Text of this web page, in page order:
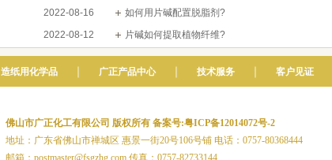
2022-08-16
如何用片碱配置脱脂剂?
2022-08-12
片碱如何提取植物纤维?
造纸用化学品 ｜ 广正产品中心 ｜ 技术服务 ｜ 客户见证
佛山市广正化工有限公司 版权所有 备案号:粤ICP备12014072号-2
地址：广东省佛山市禅城区 惠景一街20号106号铺 电话：0757-80368444
邮箱：postmaster@fsgzhg.com 传真：0757-82733144